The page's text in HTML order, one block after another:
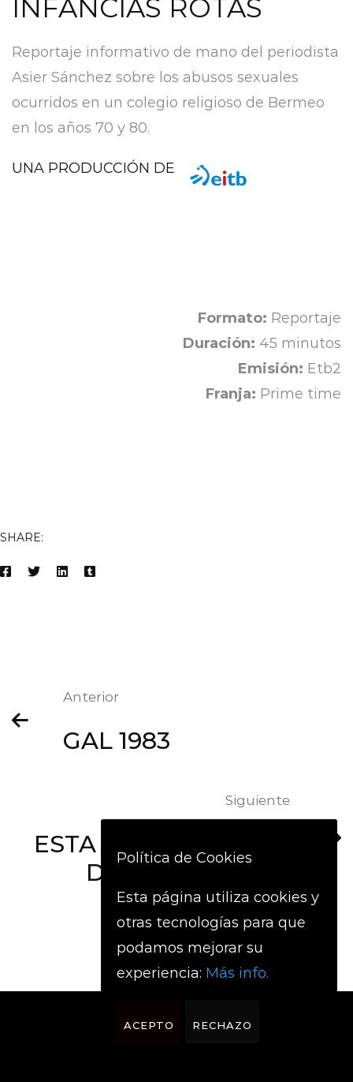
INFANCIAS ROTAS
Reportaje informativo de mano del periodista
Asier Sánchez sobre los abusos sexuales
ocurridos en un colegio religioso de Bermeo
en los años 70 y 80.
UNA PRODUCCIÓN DE
Formato: Reportaje
Duración: 45 minutos
Emisión: Etb2
Franja: Prime time
SHARE:
Anterior
GAL 1983
Siguiente
ESTA ES UNA NOCHE
DE ROCK & ROLL
Política de Cookies
Esta página utiliza cookies y
otras tecnologías para que
podamos mejorar su
experiencia: Más info.
ACEPTO RECHAZO